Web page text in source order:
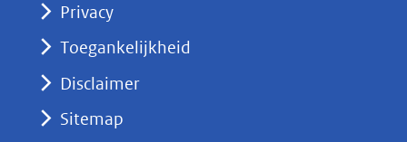
nieuw
naar
Privacy
Toegankelijkheid
Disclaimer
Sitemap